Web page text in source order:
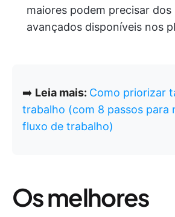
maiores podem precisar dos
avançados disponíveis nos
➡️ Leia mais: Como priorizar
trabalho (com 8 passos para
fluxo de trabalho)
Os melhores